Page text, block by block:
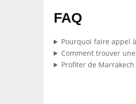
FAQ
Pourquoi faire appel
Comment trouver
Profiter de